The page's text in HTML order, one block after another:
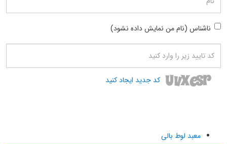
ناشناس (نام من نمایش داده نشود)
کد جدید ایجاد کنید
معبد لوط بالی